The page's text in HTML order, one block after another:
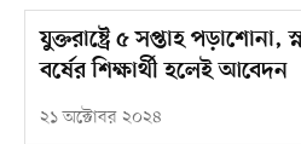
যুক্তরাষ্ট্রে ৫ সপ্তাহ পড়াশোনা,
বর্ষের শিক্ষার্থী হলেই আবেদন
২১ অক্টোবর ২০২৪